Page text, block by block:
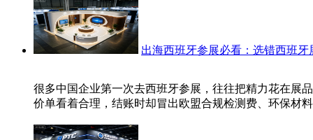
出海西班牙参展必看：选错西班
很多中国企业第一次去西班牙参展，往往把精力花在展
价单看着合理，结账时却冒出欧盟合规检测费、环保材